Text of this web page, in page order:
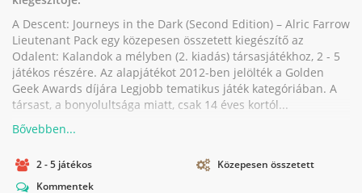
A Descent: Journeys in the Dark (Second Edition) – Alric Farrow
Lieutenant Pack egy közepesen összetett kiegészítő az
Odalent: Kalandok a mélyben (2. kiadás) társasjátékhoz, 2 - 5
játékos részére. Az alapjátékot 2012-ben jelölték a Golden
Geek Awards díjára Legjobb tematikus játék kategóriában. A
társast, a bonyolultsága miatt, csak 14 éves kortól...
2 - 5 játékos
Közepesen összetett
Kommentek